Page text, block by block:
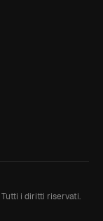
Tutti i diritti riservati.